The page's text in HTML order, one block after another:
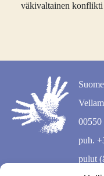
väkivaltainen konflikti
puh.
pulut